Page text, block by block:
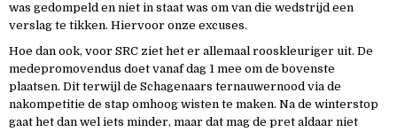
was gedompeld en niet in staat was om van die wedstrijd een
verslag te tikken. Hiervoor onze excuses.
Hoe dan ook, voor SRC ziet het er allemaal rooskleuriger uit. De
medepromovendus doet vanaf dag 1 mee om de bovenste
plaatsen. Dit terwijl de Schagenaars ternauwernood via de
nakompetitie de stap omhoog wisten te maken. Na de winterstop
gaat het dan wel iets minder, maar dat mag de pret aldaar niet